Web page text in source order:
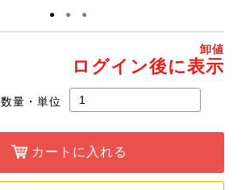
● ● ●
卸値
ログイン後に表示
数量・単位
カートに入れる